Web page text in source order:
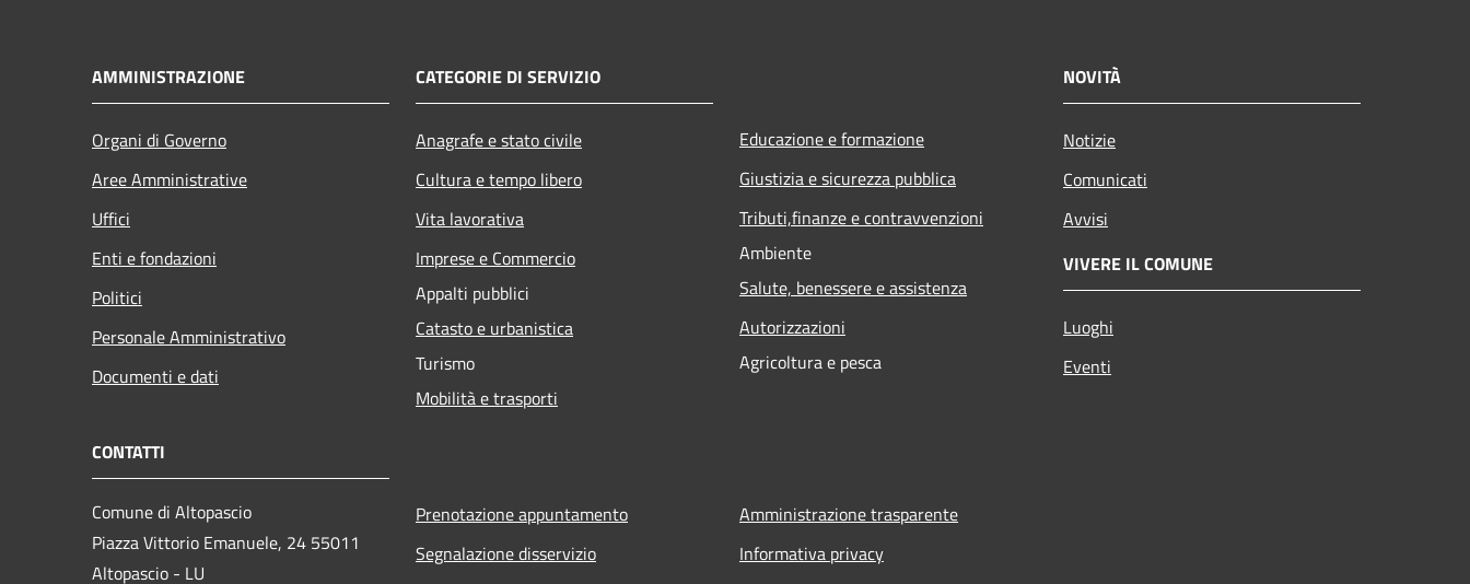
AMMINISTRAZIONE
Organi di Governo
Aree Amministrative
Uffici
Enti e fondazioni
Politici
Personale Amministrativo
Documenti e dati
CATEGORIE DI SERVIZIO
Anagrafe e stato civile
Cultura e tempo libero
Vita lavorativa
Imprese e Commercio
Appalti pubblici
Catasto e urbanistica
Turismo
Mobilità e trasporti
Educazione e formazione
Giustizia e sicurezza pubblica
Tributi,finanze e contravvenzioni
Ambiente
Salute, benessere e assistenza
Autorizzazioni
Agricoltura e pesca
NOVITÀ
Notizie
Comunicati
Avvisi
VIVERE IL COMUNE
Luoghi
Eventi
CONTATTI
Comune di Altopascio
Piazza Vittorio Emanuele, 24 55011
Altopascio - LU
Prenotazione appuntamento
Segnalazione disservizio
Amministrazione trasparente
Informativa privacy